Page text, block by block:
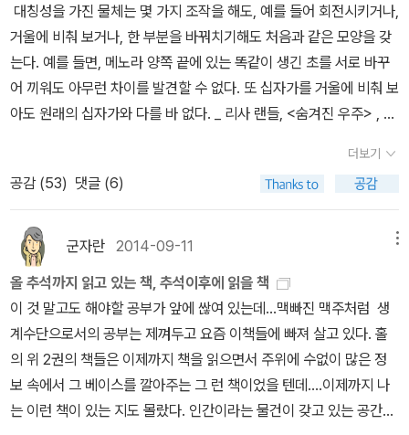
대칭성을 가진 물체는 몇 가지 조작을 해도, 예를 들어 회전시키거나,
거울에 비춰 보거나, 한 부분을 바꿔치기해도 처음과 같은 모양을 갖
는다. 예를 들면, 메노라 양쪽 끝에 있는 똑같이 생긴 초를 서로 바꾸
어 끼워도 아무런 차이를 발견할 수 없다. 또 십자가를 거울에 비춰 보
아도 원래의 십자가와 다를 바 없다. _ 리사 랜들, <숨겨진 우주> , p
칭성을 갖는 인물들이다. 그들은 다른 사분면에 위치한 많은 공통점
을 갖는 인물들이다. 그들이 갖는 태생, 능력, 성향, 외모에 이르기까
지 그들은 지킬박사와 하이드 처럼 선(善)-악(惡)의 축을 중심으로
반대편에 위치한다. 때문에 이들은 서로에 대해 누구보다도 잘 이해
할 수 있는 사이이기도 하다. 리들의 얼굴이 일그러졌다. 그는 곧 애
써 끔찍한 미소를 지어냈다.'그렇단 말이지. 네 어머니가 너를 구하려
고 죽었다. 그래, 그건 강력한 반격 마법이지. 이제 알겠군. 결국 너한
테는 특별한 게 전혀 없었어. 있지, 난 궁금했어. 너랑 나 사이에는 이
상하게 닮은 점들이 있잖아, 해리 포터, 너도 분명 알아챘을 거야. 둘
다 머글 집안의 피가 섞인 데다, 고아에, 머글 손에서 자랐지. 아마 위
대한 슬리데린 이후 호그와트에 입학한 파셀마우스는 너와 나 둘 뿐
더보기
공감 (53) 댓글 (6)
군자란 2014-09-11
올 추석까지 읽고 있는 책, 추석이후에 읽을 책
이 것 말고도 해야할 공부가 앞에 싾여 있는데...맥빠진 맥주처럼 생
계수단으로서의 공부는 제껴두고 요즘 이책들에 빠져 살고 있다. 홀
의 위 2권의 책들은 이제까지 책을 읽으면서 주위에 수없이 많은 정
보 속에서 그 베이스를 깔아주는 그 런 책이었을 텐데....이제까지 나
는 이런 책이 있는 지도 몰랐다. 인간이라는 물건이 갖고 있는 공간에